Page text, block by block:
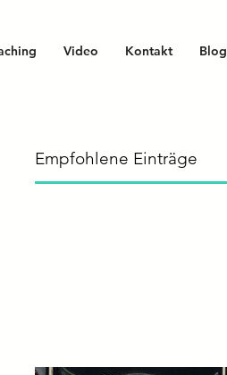
Video Kontakt
Blog
Empfohlene Einträge